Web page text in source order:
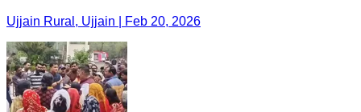
Ujjain Rural, Ujjain | Feb 20, 2026